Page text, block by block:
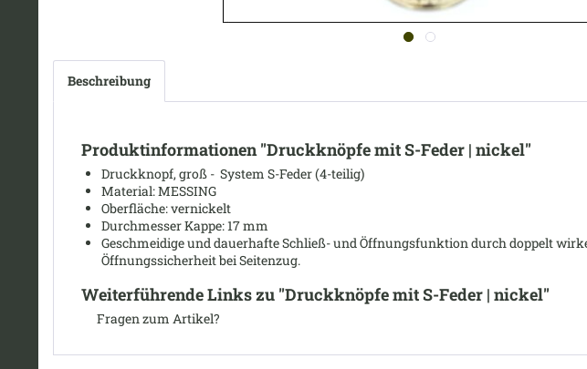
Beschreibung
Produktinformationen "Druckknöpfe mit S-Feder | nickel"
Druckknopf, groß - System S-Feder (4-teilig)
Material: MESSING
Oberfläche: vernickelt
Durchmesser Kappe: 17 mm
Geschmeidige und dauerhafte Schließ- und Öffnungsfunktion durch doppelt
Öffnungssicherheit bei Seitenzug.
Weiterführende Links zu "Druckknöpfe mit S-Feder | nickel"
Fragen zum Artikel?